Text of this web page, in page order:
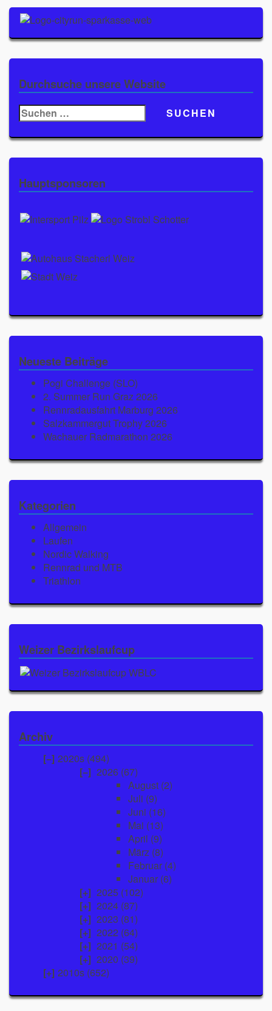
Durchsuche unsere Website
Suchen
nach:
Hauptsponsoren
Neueste Beiträge
Pogi Challenge (SLO)
2. Summer Run Graz 2026
Rennradausfahrt Marburg 2026
Salzkammergut Trophy 2026
Wachauer Radmarathon 2026
Kategorien
Allgemein
Laufen
Nordic Walking
Rennrad und MTB
Triathlon
Weizer Bezirkslaufcup
Archiv
2020s (494)
2026 (67)
August (2)
Juli (9)
Juni (16)
Mai (13)
April (9)
März (8)
Februar (4)
Januar (6)
2025 (102)
2024 (87)
2023 (81)
2022 (64)
2021 (54)
2020 (39)
2010s (652)